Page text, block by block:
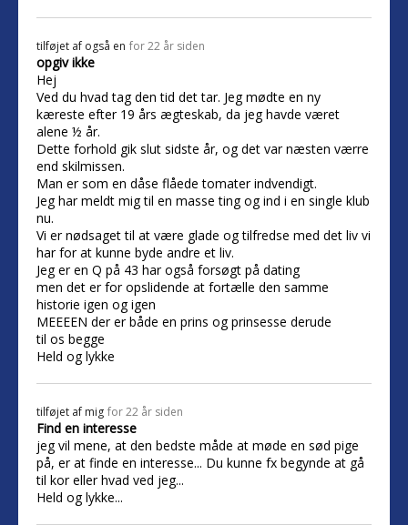
tilføjet af også en for 22 år siden
opgiv ikke
Hej
Ved du hvad tag den tid det tar. Jeg mødte en ny
kæreste efter 19 års ægteskab, da jeg havde været
alene ½ år.
Dette forhold gik slut sidste år, og det var næsten værre
end skilmissen.
Man er som en dåse flåede tomater indvendigt.
Jeg har meldt mig til en masse ting og ind i en single klub
nu.
Vi er nødsaget til at være glade og tilfredse med det liv vi
har for at kunne byde andre et liv.
Jeg er en Q på 43 har også forsøgt på dating
men det er for opslidende at fortælle den samme
historie igen og igen
MEEEEN der er både en prins og prinsesse derude
til os begge
Held og lykke
tilføjet af mig for 22 år siden
Find en interesse
jeg vil mene, at den bedste måde at møde en sød pige
på, er at finde en interesse... Du kunne fx begynde at gå
til kor eller hvad ved jeg...
Held og lykke...